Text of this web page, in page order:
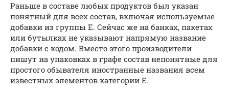
Раньше в составе любых продуктов был указан
понятный для всех состав, включая используемые
добавки из группы Е. Сейчас же на банках, пакетах
или бутылках не указывают напрямую название
добавки с кодом. Вместо этого производители
пишут на упаковках в графе состав непонятные для
простого обывателя иностранные названия всем
известных элементов категории Е.